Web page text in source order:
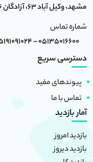
مشهد، وکیل آباد 63، آزادگان 6، ساختمان امامت
شماره تماس
05135016600 - 05191091024
دسترسی سریع
پیوندهای مفید
تماس با ما
آمار بازدید
بازدید امروز
بازدید دیروز